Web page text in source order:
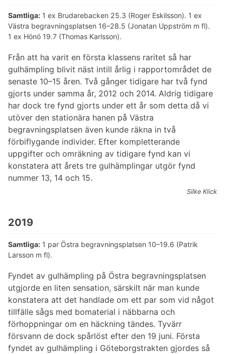
Samtliga: 1 ex Brudarebacken 25.3 (Roger Eskilsson). 1 ex
Västra begravningsplatsen 16–28.5 (Jonatan Uppström m fl).
1 ex Hönö 19.7 (Thomas Karlsson).
Från att ha varit en första klassens raritet så har
gulhämpling blivit näst intill årlig i rapportområdet de
senaste 10–15 åren. Två gånger tidigare har två fynd
gjorts under samma år, 2012 och 2014. Aldrig tidigare
har dock tre fynd gjorts under ett år som detta då vi
utöver den stationära hanen på Västra
begravningsplatsen även kunde räkna in två
förbiflygande individer. Efter kompletterande
uppgifter och omräkning av tidigare fynd kan vi
konstatera att årets tre gulhämplingar utgör fynd
nummer 13, 14 och 15.
Silke Klick
2019
Samtliga: 1 par Östra begravningsplatsen 10–19.6 (Patrik
Larsson m fl).
Fyndet av gulhämpling på Östra begravningsplatsen
utgjorde en liten sensation, särskilt när man kunde
konstatera att det handlade om ett par som vid något
tillfälle sågs med bomaterial i näbbarna och
förhoppningar om en häckning tändes. Tyvärr
försvann de dock spårlöst efter den 19 juni. Första
fyndet av gulhämpling i Göteborgstrakten gjordes så